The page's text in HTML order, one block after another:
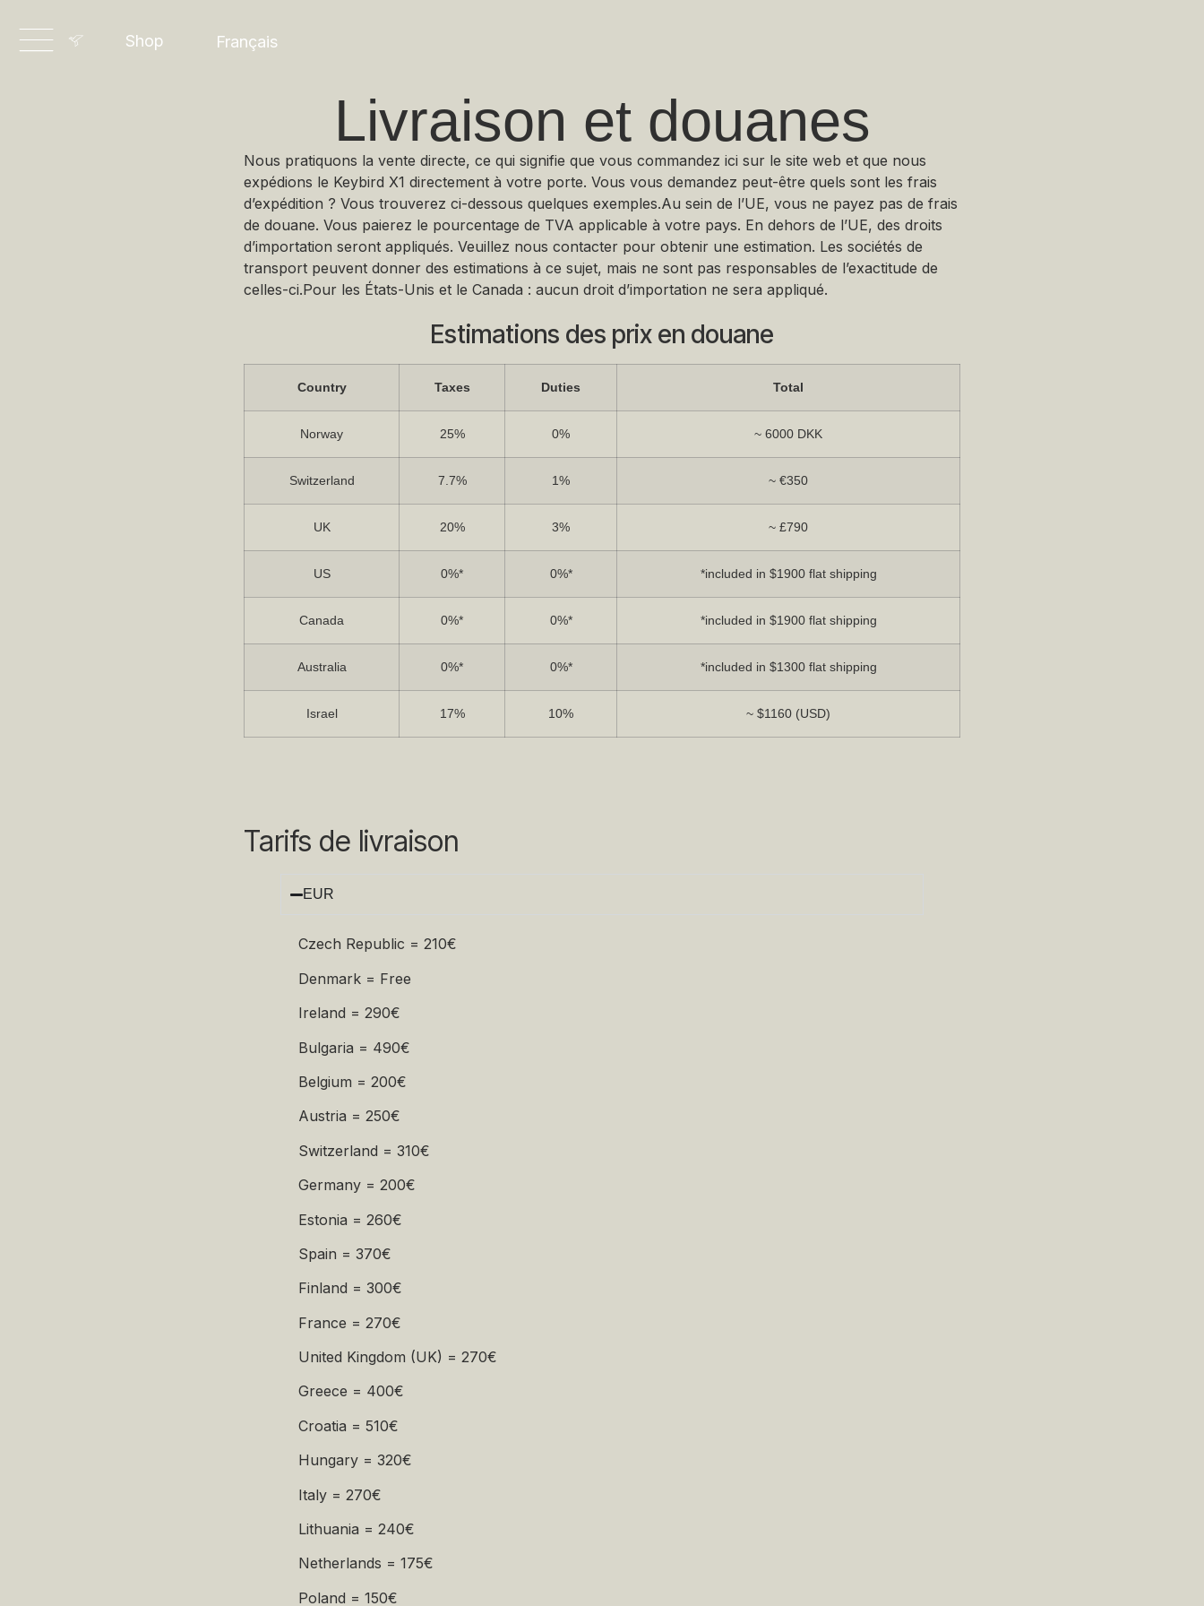
Shop Français
Deutsch
Livraison et douanes
Nous pratiquons la vente directe, ce qui signifie que vous commandez ici sur le site web et que nous
expédions le Keybird X1 directement à votre porte. Vous vous demandez peut-être quels sont les frais
d’expédition ? Vous trouverez ci-dessous quelques exemples.Au sein de l’UE, vous ne payez pas de frais
de douane. Vous paierez le pourcentage de TVA applicable à votre pays. En dehors de l’UE, des droits
d’importation seront appliqués. Veuillez nous contacter pour obtenir une estimation. Les sociétés de
transport peuvent donner des estimations à ce sujet, mais ne sont pas responsables de l’exactitude de
celles-ci.Pour les États-Unis et le Canada : aucun droit d’importation ne sera appliqué.
Estimations des prix en douane
Country Taxes Duties Total
Norway 25% 0% ~ 6000 DKK
Switzerland 7.7% 1% ~ €350
UK 20% 3% ~ £790
US 0%* 0%* *included in $1900 flat shipping
Canada 0%* 0%* *included in $1900 flat shipping
Australia 0%* 0%* *included in $1300 flat shipping
Israel 17% 10% ~ $1160 (USD)
Tarifs de livraison
EUR
Czech Republic = 210€
Denmark = Free
Ireland = 290€
Bulgaria = 490€
Belgium = 200€
Austria = 250€
Switzerland = 310€
Germany = 200€
Estonia = 260€
Spain = 370€
Finland = 300€
France = 270€
United Kingdom (UK) = 270€
Greece = 400€
Croatia = 510€
Hungary = 320€
Italy = 270€
Lithuania = 240€
Netherlands = 175€
Poland = 150€